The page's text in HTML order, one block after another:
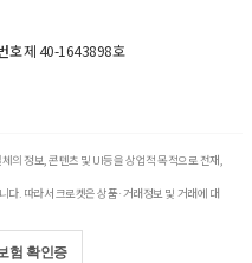
호제 40-1643898호
의 정보, 콘텐츠 및 UI등을 상업적 목적으로 전재,
. 따라서 크로켓은 상품·거래정보 및 거래에 대
험 확인증